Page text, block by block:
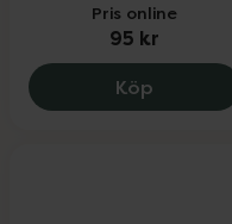
Pris online
95 kr
Köp